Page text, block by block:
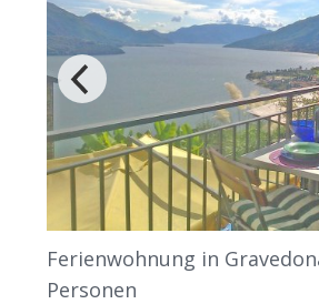
Ferienwohnung in
Personen